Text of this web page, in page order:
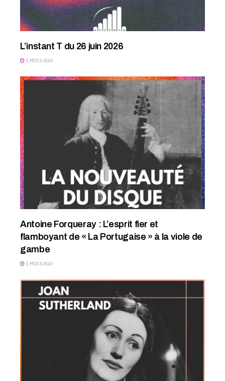
L’instant T du 26 juin 2026
1 MOIS AGO
Antoine Forqueray : L’esprit fier et
flamboyant de « La Portugaise » à la viole de
gambe
1 MOIS AGO